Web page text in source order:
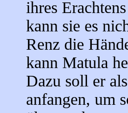
ihres
kann sie es
Renz die
kann Matula
Dazu soll er
anfangen, um